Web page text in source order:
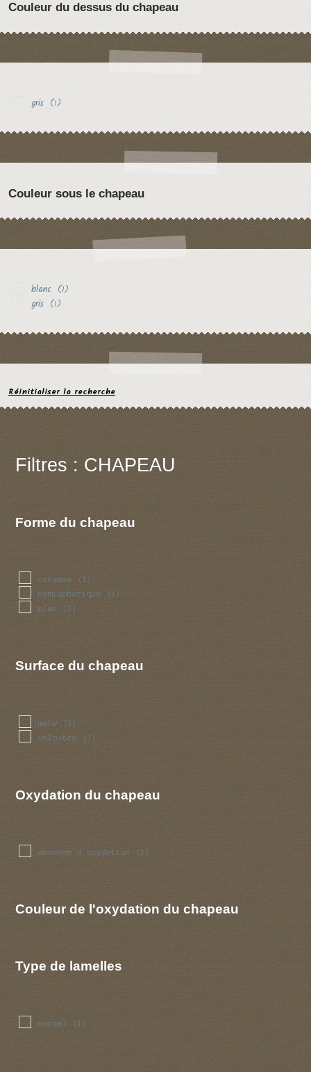
Couleur du dessus du chapeau
gris (1)
Couleur sous le chapeau
blanc (1)
gris (1)
Réinitialiser la recherche
Filtres : CHAPEAU
Forme du chapeau
convexe (1)
hemispherique (1)
plan (1)
Surface du chapeau
mate (1)
veloutee (1)
Oxydation du chapeau
absence d oxydation (1)
Couleur de l'oxydation du chapeau
Type de lamelles
normal (1)